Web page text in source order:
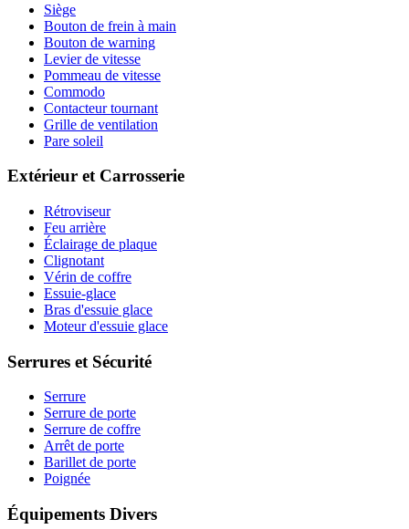
Siège
Bouton de frein à main
Bouton de warning
Levier de vitesse
Pommeau de vitesse
Commodo
Contacteur tournant
Grille de ventilation
Pare soleil
Extérieur et Carrosserie
Rétroviseur
Feu arrière
Éclairage de plaque
Clignotant
Vérin de coffre
Essuie-glace
Bras d'essuie glace
Moteur d'essuie glace
Serrures et Sécurité
Serrure
Serrure de porte
Serrure de coffre
Arrêt de porte
Barillet de porte
Poignée
Équipements Divers